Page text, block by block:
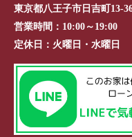
東京都八王子市日吉町13-
営業時間： 10:00～19:00
定休日： 火曜日・水曜日